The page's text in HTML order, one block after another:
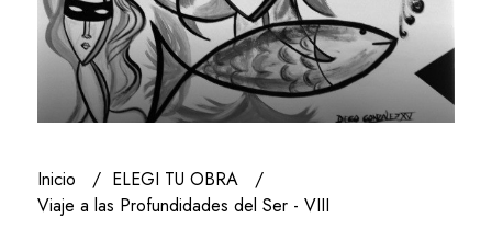
Inicio
ELEGI TU OBRA
Viaje a las Profundidades del Ser - VIII